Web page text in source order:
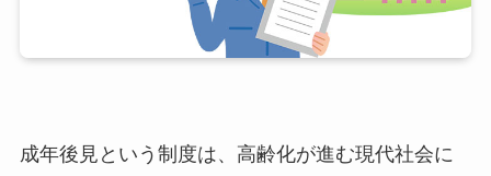
成年後見という制度は、高齢化が進む現代社会に